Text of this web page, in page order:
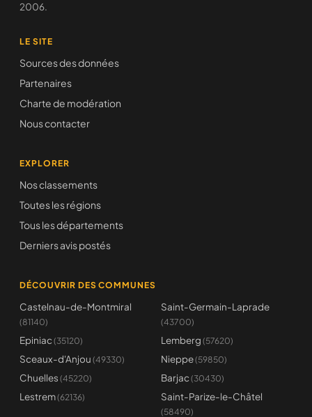
2006.
LE SITE
Sources des données
Partenaires
Charte de modération
Nous contacter
EXPLORER
Nos classements
Toutes les régions
Tous les départements
Derniers avis postés
DÉCOUVRIR DES COMMUNES
Castelnau-de-Montmiral
(81140)
Saint-Germain-Laprade
(43700)
Epiniac (35120) Lemberg (57620)
Sceaux-d'Anjou (49330) Nieppe(59850)
Chuelles (45220) Barjac (30430)
Lestrem(62136) Saint-Parize-le-Châtel
(58490)